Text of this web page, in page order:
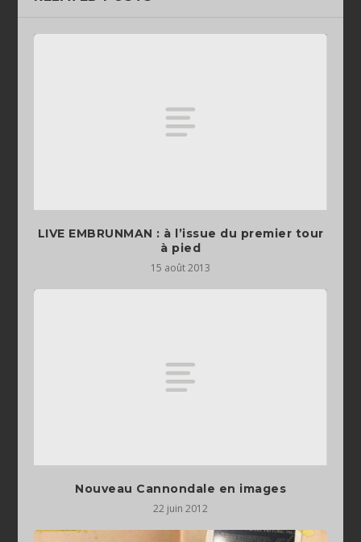
LIVE EMBRUNMAN : à l’issue du premier tour
à pied
15 août 2013
Nouveau Cannondale en images
22 juin 2012